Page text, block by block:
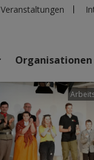
Veranstaltungen
Personen
Organisationen